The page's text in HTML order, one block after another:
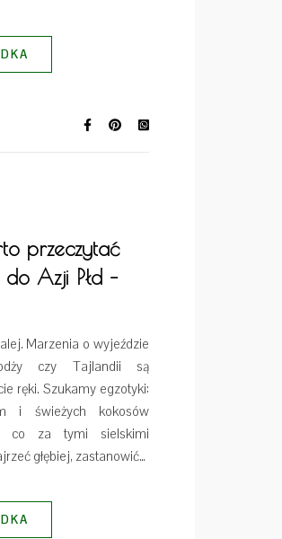
przeczytać
Azji Płd –
Marzenia o wyjeździe
czy Tajlandii są
ręki. Szukamy egzotyki:
i świeżych kokosów
co za tymi sielskimi
głębiej, zastanowić…